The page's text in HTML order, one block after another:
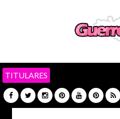
TITULARES